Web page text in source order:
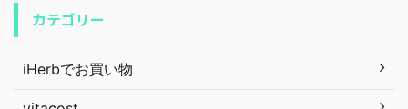
カテゴリー
iHerbでお買い物